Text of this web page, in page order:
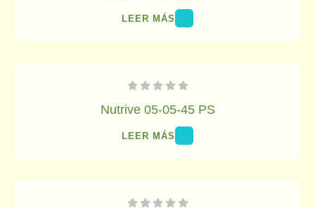
LEER MÁS
Nutrive 05-05-45 PS
LEER MÁS